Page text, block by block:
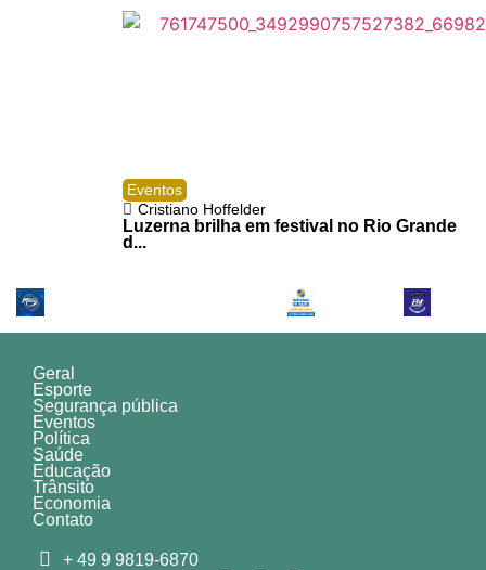
Eventos
Cristiano Hoffelder
Luzerna brilha em festival no Rio Grande
d...
Geral
Esporte
Segurança pública
Eventos
Política
Saúde
Educação
Trânsito
Economia
Contato
+ 49 9 9819-6870